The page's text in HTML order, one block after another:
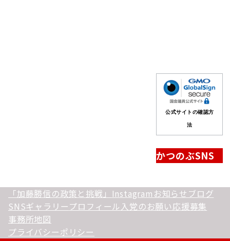
公式サイトの確認方
法
かつのぶSNS
「加藤勝信の政策と挑戦」 Instagram お知らせ ブログ
SNSギャラリープロフィール 入党のお願い応援募集
事務所地図
プライバシーポリシー